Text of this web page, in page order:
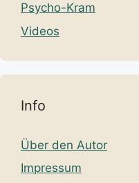
Psycho-Kram
Videos
Info
Über den Autor
Impressum